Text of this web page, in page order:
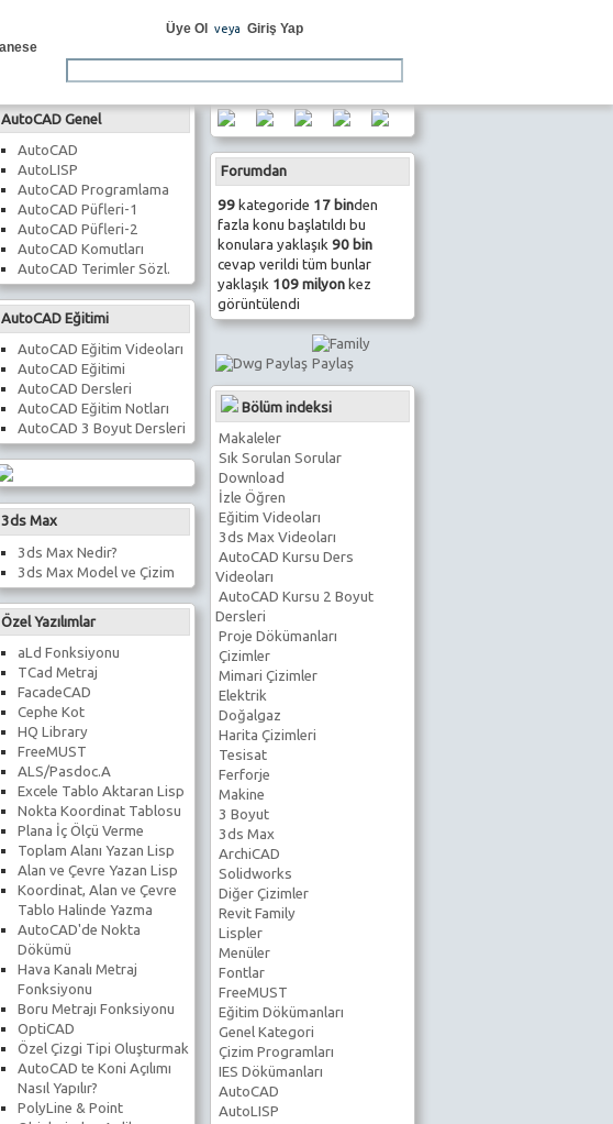
Üye Ol veya Giriş Yap
Forumdan
99kategoride 17 binden
fazla konu başlatıldı bu
konulara yaklaşık 90 bin
cevap verildi tüm bunlar
yaklaşık 109 milyonkez
görüntülendi
Bölüm indeksi
Makaleler
Sık Sorulan Sorular
Download
İzle Öğren
Eğitim Videoları
3ds Max Videoları
AutoCAD Kursu Ders
Videoları
AutoCAD Kursu 2 Boyut
Dersleri
Proje Dökümanları
Çizimler
Mimari Çizimler
Elektrik
Doğalgaz
Harita Çizimleri
Tesisat
Ferforje
Makine
3 Boyut
3ds Max
ArchiCAD
Solidworks
Diğer Çizimler
Revit Family
Lispler
Menüler
Fontlar
FreeMUST
Eğitim Dökümanları
Genel Kategori
Çizim Programları
IES Dökümanları
AutoCAD
AutoLISP
AutoCAD Genel
AutoCAD
AutoLISP
AutoCAD Programlama
AutoCAD Püfleri-1
AutoCAD Püfleri-2
AutoCAD Komutları
AutoCAD Terimler Sözl.
AutoCAD Eğitimi
AutoCAD Eğitim Videoları
AutoCAD Eğitimi
AutoCAD Dersleri
AutoCAD Eğitim Notları
AutoCAD 3 Boyut Dersleri
3ds Max
3ds Max Nedir?
3ds Max Model ve Çizim
Özel Yazılımlar
aLd Fonksiyonu
TCad Metraj
FacadeCAD
Cephe Kot
HQ Library
FreeMUST
ALS/Pasdoc.A
Excele Tablo Aktaran Lisp
Nokta Koordinat Tablosu
Plana İç Ölçü Verme
Toplam Alanı Yazan Lisp
Alan ve Çevre Yazan Lisp
Koordinat, Alan ve Çevre
Tablo Halinde Yazma
AutoCAD'de Nokta
Dökümü
Hava Kanalı Metraj
Fonksiyonu
Boru Metrajı Fonksiyonu
OptiCAD
Özel Çizgi Tipi Oluşturmak
AutoCAD te Koni Açılımı
Nasıl Yapılır?
PolyLine & Point